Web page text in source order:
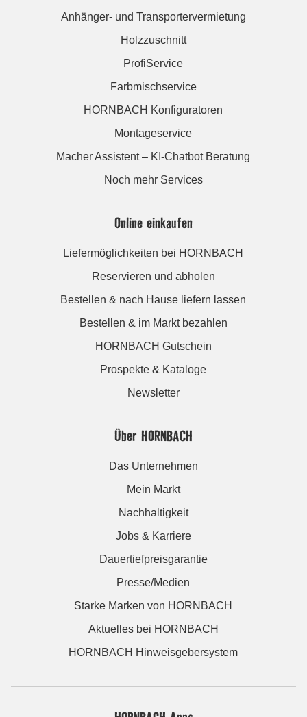
Anhänger- und Transportervermietung
Holzzuschnitt
ProfiService
Farbmischservice
HORNBACH Konfiguratoren
Montageservice
Macher Assistent – KI-Chatbot Beratung
Noch mehr Services
Online einkaufen
Liefermöglichkeiten bei HORNBACH
Reservieren und abholen
Bestellen & nach Hause liefern lassen
Bestellen & im Markt bezahlen
HORNBACH Gutschein
Prospekte & Kataloge
Newsletter
Über HORNBACH
Das Unternehmen
Mein Markt
Nachhaltigkeit
Jobs & Karriere
Dauertiefpreisgarantie
Presse/Medien
Starke Marken von HORNBACH
Aktuelles bei HORNBACH
HORNBACH Hinweisgebersystem